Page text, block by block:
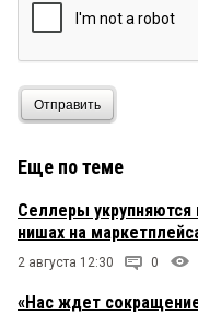
Отправить
Еще по теме
Селлеры укрупняются
нишах на
2 августа 12:30 0
«Нас ждет